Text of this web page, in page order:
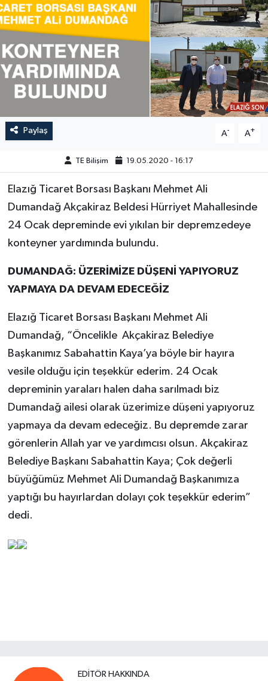
Paylaş A- A+
TE Bilişim 19.05.2020 - 16:17
Elazığ Ticaret Borsası Başkanı Mehmet Ali
Dumandağ Akçakiraz Beldesi Hürriyet Mahallesinde
24 Ocak depreminde evi yıkılan bir depremzedeye
konteyner yardımında bulundu.
DUMANDAĞ: ÜZERİMİZE DÜŞENİ YAPIYORUZ
YAPMAYA DA DEVAM EDECEĞİZ
Elazığ Ticaret Borsası Başkanı Mehmet Ali
Dumandağ, “Öncelikle Akçakiraz Belediye
Başkanımız Sabahattin Kaya’ya böyle bir hayıra
vesile olduğu için teşekkür ederim. 24 Ocak
depreminin yaraları halen daha sarılmadı biz
Dumandağ ailesi olarak üzerimize düşeni yapıyoruz
yapmaya da devam edeceğiz. Bu depremde zarar
görenlerin Allah yar ve yardımcısı olsun. Akçakiraz
Belediye Başkanı Sabahattin Kaya; Çok değerli
büyüğümüz Mehmet Ali Dumandağ Başkanımıza
yaptığı bu hayırlardan dolayı çok teşekkür ederim”
dedi.
EDITÖR HAKKINDA
HABERDE İNSAN
KÜLTÜR-SANAT
MAGAZİN
ÖZEL HABER
POLİTİKA
SAĞLIK
SİYASET
TEKNOLOJİ
YAŞAM